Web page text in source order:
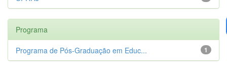
Programa
1
Programa de Pós-Graduação em Educ...